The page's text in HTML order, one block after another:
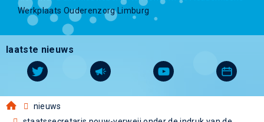
Werkplaats Ouderenzorg Limburg
laatste nieuws
nieuws